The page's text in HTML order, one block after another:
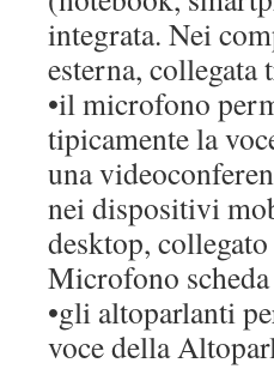
integrata. Nei
esterna, collegata
•il microfono
tipicamente la
una
nei dispositivi
desktop,
Microfono
•gli altoparlanti
voce della